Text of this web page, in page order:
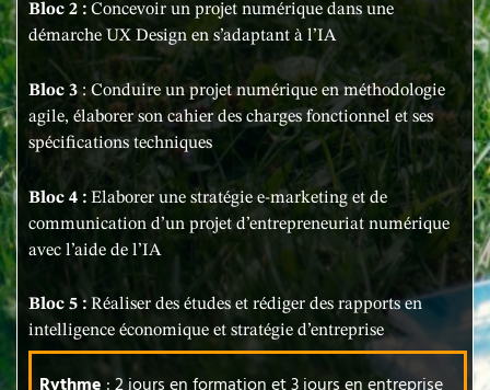
Bloc 2 : Concevoir un projet numérique dans une
démarche UX Design en s’adaptant à l’IA
Bloc 3: Conduire un projet numérique en méthodologie
agile, élaborer son cahier des charges fonctionnel et ses
spécifications techniques
Bloc 4 : Elaborer une stratégie e-marketing et de
communication d’un projet d’entrepreneuriat numérique
avec l’aide de l’IA
Bloc 5 :Réaliser des études et rédiger des rapports en
intelligence économique et stratégie d’entreprise